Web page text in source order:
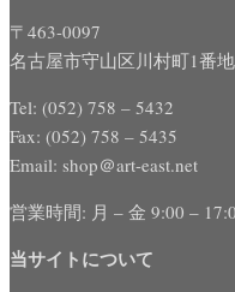
〒463-0097
名古屋市守山区川村町1番
Tel: (052) 758 – 5432
Fax: (052) 758 – 5435
Email: shop＠art-east.net
営業時間: 月 – 金 9:00 –
当サイトについて